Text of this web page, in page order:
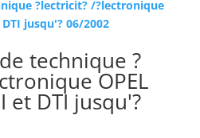
technique ?
OPEL
et DTI jusqu'?